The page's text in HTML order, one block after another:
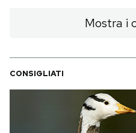
Mostra i
CONSIGLIATI